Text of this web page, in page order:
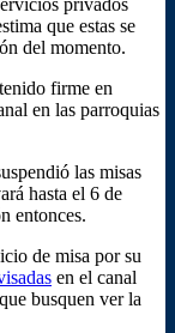
privados
que estas se
del momento.
firme en
en las parroquias
las misas
hasta el 6 de
entonces.
de misa por su
en el canal
busquen ver la